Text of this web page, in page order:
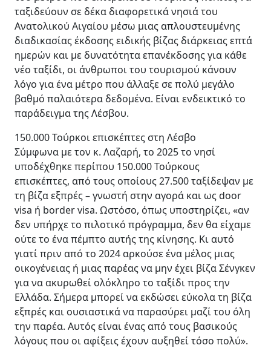
ταξιδεύουν σε δέκα διαφορετικά νησιά του
Ανατολικού Αιγαίου μέσω μιας απλουστευμένης
διαδικασίας έκδοσης ειδικής βίζας διάρκειας επτά
ημερών και με δυνατότητα επανέκδοσης για κάθε
νέο ταξίδι, οι άνθρωποι του τουρισμού κάνουν
λόγο για ένα μέτρο που άλλαξε σε πολύ μεγάλο
βαθμό παλαιότερα δεδομένα. Είναι ενδεικτικό το
παράδειγμα της Λέσβου.
150.000 Τούρκοι επισκέπτες στη Λέσβο
Σύμφωνα με τον κ. Λαζαρή, το 2025 το νησί
υποδέχθηκε περίπου 150.000 Τούρκους
επισκέπτες, από τους οποίους 27.500 ταξίδεψαν με
τη βίζα εξπρές – γνωστή στην αγορά και ως door
visa ή border visa. Ωστόσο, όπως υποστηρίζει, «αν
δεν υπήρχε το πιλοτικό πρόγραμμα, δεν θα είχαμε
ούτε το ένα πέμπτο αυτής της κίνησης. Κι αυτό
γιατί πριν από το 2024 αρκούσε ένα μέλος μιας
οικογένειας ή μιας παρέας να μην έχει βίζα Σένγκεν
για να ακυρωθεί ολόκληρο το ταξίδι προς την
Ελλάδα. Σήμερα μπορεί να εκδώσει εύκολα τη βίζα
εξπρές και ουσιαστικά να παρασύρει μαζί του όλη
την παρέα. Αυτός είναι ένας από τους βασικούς
λόγους που οι αφίξεις έχουν αυξηθεί τόσο πολύ».